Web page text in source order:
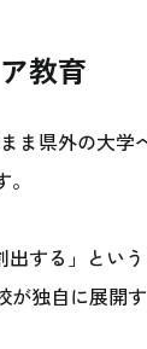
教育
ま県外の大学
する」という
が独自に展開